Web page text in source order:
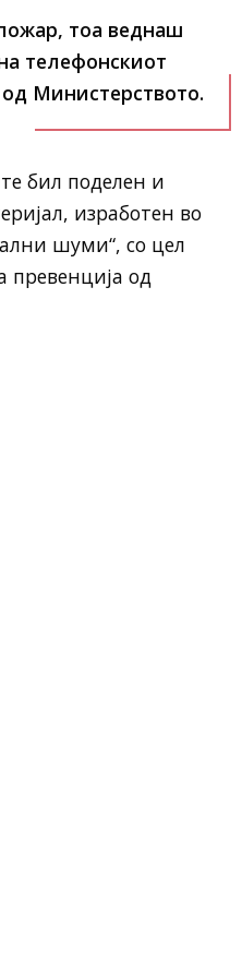
тоа веднаш
телефонскиот
од Министерството.
бил поделен и
изработен во
шуми“, со цел
превенција од